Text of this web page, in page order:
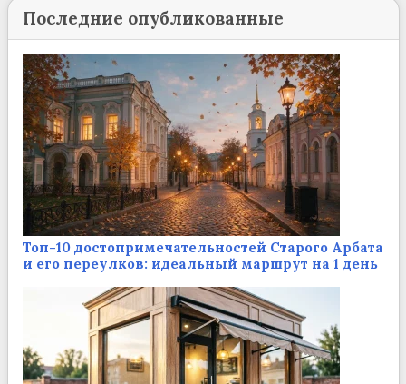
Последние опубликованные
Топ-10 достопримечательностей Старого Арбата
и его переулков: идеальный маршрут на 1 день